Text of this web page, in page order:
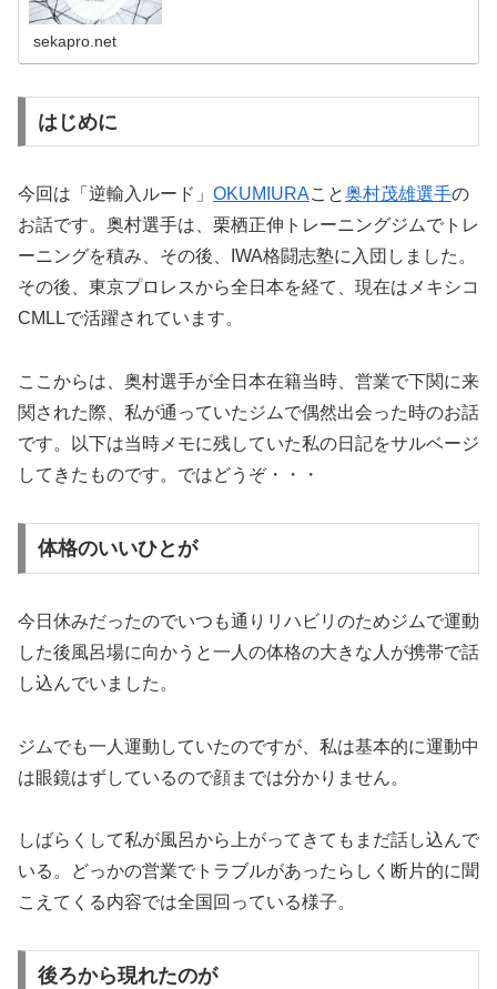
sekapro.net
はじめに
今回は「逆輸入ルード」 OKUMIURAこと奥村茂雄選手の
お話です。奥村選手は、栗栖正伸トレーニングジムでトレ
ーニングを積み、その後、IWA格闘志塾に入団しました。
その後、東京プロレスから全日本を経て、現在はメキシコ
CMLLで活躍されています。
ここからは、奥村選手が全日本在籍当時、営業で下関に来
関された際、私が通っていたジムで偶然出会った時のお話
です。以下は当時メモに残していた私の日記をサルベージ
してきたものです。ではどうぞ・・・
体格のいいひとが
今日休みだったのでいつも通りリハビリのためジムで運動
した後風呂場に向かうと一人の体格の大きな人が携帯で話
し込んでいました。
ジムでも一人運動していたのですが、私は基本的に運動中
は眼鏡はずしているので顔までは分かりません。
しばらくして私が風呂から上がってきてもまだ話し込んで
いる。どっかの営業でトラブルがあったらしく断片的に聞
こえてくる内容では全国回っている様子。
後ろから現れたのが